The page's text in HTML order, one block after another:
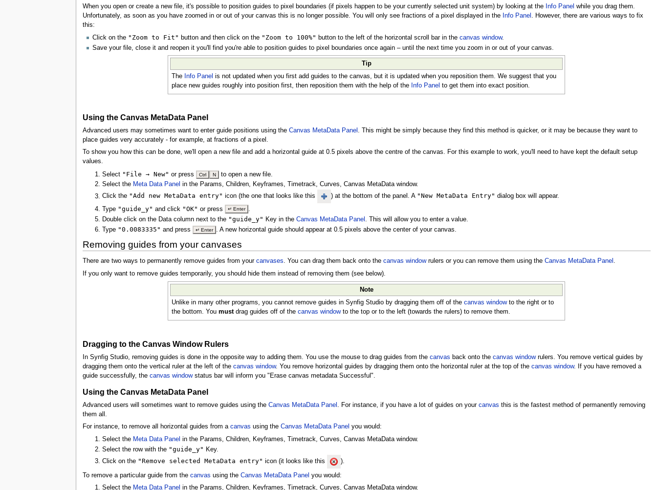
When you open or create a new file, it's possible to position guides to pixel boundaries (if pixels happen to be your currently selected unit system) by looking at the Info Panel while you drag them.
Unfortunately, as soon as you have zoomed in or out of your canvas this is no longer possible. You will only see fractions of a pixel displayed in the Info Panel . However, there are various ways to fix
this:
Click on the "Zoom to Fit" button and then click on the "Zoom to 100%" button to the left of the horizontal scroll bar in the canvas window.
Save your file, close it and reopen it you'll find you're able to position guides to pixel boundaries once again – until the next time you zoom in or out of your canvas.
Tip
The Info Panel is not updated when you first add guides to the canvas, but it is updated when you reposition them. We suggest that you
place new guides roughly into position first, then reposition them with the help of the Info Panel to get them into exact position.
Using the Canvas MetaData Panel
Advanced users may sometimes want to enter guide positions using the Canvas MetaData Panel . This might be simply because they find this method is quicker, or it may be because they want to
place guides very accurately - for example, at fractions of a pixel.
To show you how this can be done, we'll open a new file and add a horizontal guide at 0.5 pixels above the centre of the canvas. For this example to work, you'll need to have kept the default setup
values.
Select "File → New" or press Ctrl N
to open a new file.
Select the Meta Data Panel in the Params, Children, Keyframes, Timetrack, Curves, Canvas MetaData window.
Click the "Add new MetaData entry" icon (the one that looks like this ) at the bottom of the panel. A "New MetaData Entry" dialog box will appear.
Type "guide_y" and click "OK" or press ↵ Enter
Double click on the Data column next to the "guide_y" Key in theCanvas MetaData Panel
. This will allow you to enter a value.
Type "0.0083335" and press ↵ Enter . A new horizontal guide should appear at 0.5 pixels above the center of your canvas.
Removing guides from your canvases
There are two ways to permanently remove guides from your canvases. You can drag them back onto the canvas windowrulers or you can remove them using the Canvas MetaData Panel .
If you only want to remove guides temporarily, you should hide them instead of removing them (see below).
Note
Unlike in many other programs, you cannot remove guides in Synfig Studio by dragging them off of thecanvas windowto the right or to
the bottom. Youmustdrag guides off of thecanvas windowto the top or to the left (towards the rulers) to remove them.
Dragging to the Canvas Window Rulers
In Synfig Studio, removing guides is done in the opposite way to adding them. You use the mouse to drag guides from the canvas back onto the canvas windowrulers. You remove vertical guides by
dragging them onto the vertical ruler at the left of the canvas window. You remove horizontal guides by dragging them onto the horizontal ruler at the top of the canvas window. If you have removed a
guide successfully, the canvas windowstatus bar will inform you "Erase canvas metadata Successful".
Using the Canvas MetaData Panel
Advanced users will sometimes want to remove guides using the Canvas MetaData Panel . For instance, if you have a lot of guides on your canvas this is the fastest method of permanently removing
them all.
For instance, to remove all horizontal guides from a canvas using the Canvas MetaData Panel you would:
Select the Meta Data Panel in the Params, Children, Keyframes, Timetrack, Curves, Canvas MetaData window.
Select the row with the "guide_y" Key.
Click on the "Remove selected MetaData entry" icon (it looks like this ).
To remove a particular guide from the canvas using the Canvas MetaData Panel you would:
Select the Meta Data Panel in the Params, Children, Keyframes, Timetrack, Curves, Canvas MetaData window.